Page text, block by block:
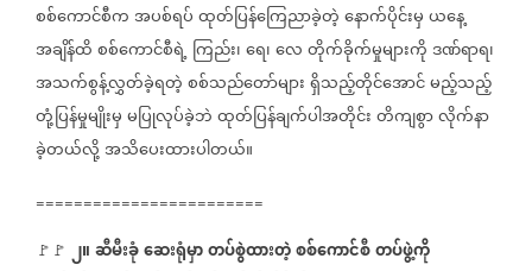
စစ်ကောင်စီကအပစ်ရပ်ထုတ်ပြန်ကြေညာခဲ့တဲ့နောက်ပိုင်းမှယနေ့
အချိန်ထိစစ်ကောင်စီရဲ့ကြည်း၊ရေ၊လေတိုက်ခိုက်မှုများကိုဒဏ်ရာရ၊
အသက်စွန့်လွှတ်ခဲ့ရတဲ့စစ်သည်တော်များရှိသည့်တိုင်အောင်မည့်သည့်
တုံ့ပြန်မှုမျိုးမှမပြုလုပ်ခဲ့ဘဲထုတ်ပြန်ချက်ပါအတိုင်းတိကျစွာလိုက်နာ
ခဲ့တယ်လို့အသိပေးထားပါတယ်။
========================
🚩🚩 ၂။ဆီမီးခုံဆေးရုံမှာတပ်စွဲထားတဲ့စစ်ကောင်စီတပ်ဖွဲ့ကို